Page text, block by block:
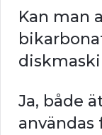
Kan man
Ja, både
användas